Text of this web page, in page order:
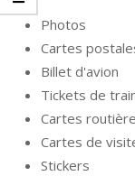
Photos
Cartes
Billet d'avion
Tickets de
Cartes
Cartes de
Stickers